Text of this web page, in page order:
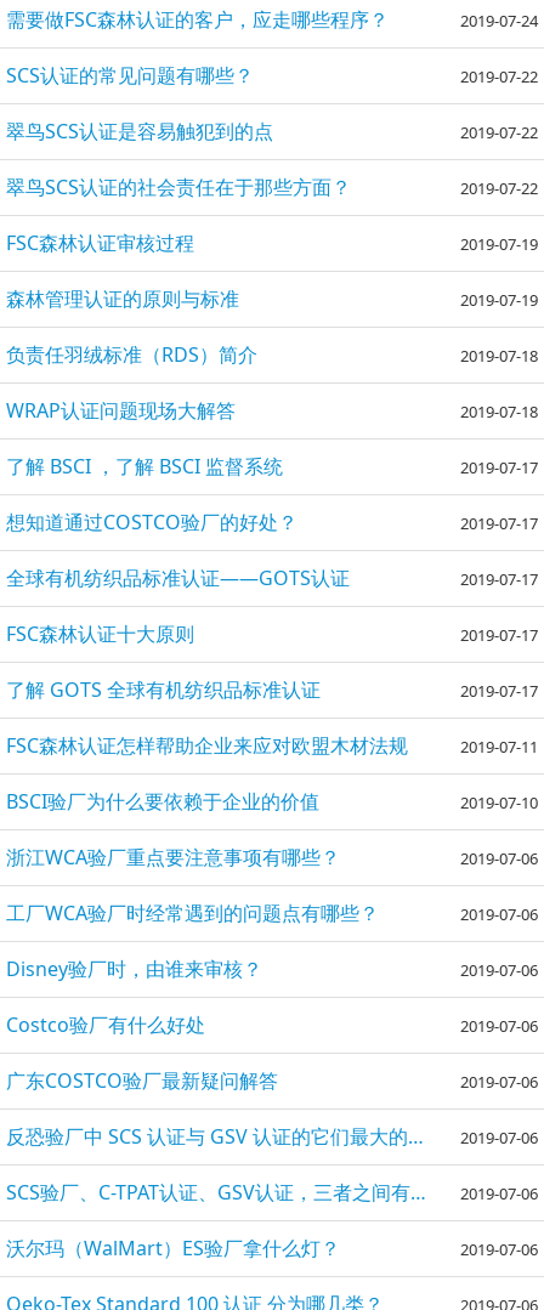
需要做FSC森林认证的客户，应走哪些程序？ 2019-07-24
SCS认证的常见问题有哪些？ 2019-07-22
翠鸟SCS认证是容易触犯到的点 2019-07-22
翠鸟SCS认证的社会责任在于那些方面？ 2019-07-22
FSC森林认证审核过程 2019-07-19
森林管理认证的原则与标准 2019-07-19
负责任羽绒标准（RDS）简介 2019-07-18
WRAP认证问题现场大解答 2019-07-18
了解 BSCI ，了解 BSCI 监督系统 2019-07-17
想知道通过COSTCO验厂的好处？ 2019-07-17
全球有机纺织品标准认证——GOTS认证 2019-07-17
FSC森林认证十大原则 2019-07-17
了解 GOTS 全球有机纺织品标准认证 2019-07-17
FSC森林认证怎样帮助企业来应对欧盟木材法规 2019-07-11
BSCI验厂为什么要依赖于企业的价值 2019-07-10
浙江WCA验厂重点要注意事项有哪些？ 2019-07-06
工厂WCA验厂时经常遇到的问题点有哪些？ 2019-07-06
Disney验厂时，由谁来审核？ 2019-07-06
Costco验厂有什么好处 2019-07-06
广东COSTCO验厂最新疑问解答 2019-07-06
反恐验厂中 SCS 认证与 GSV 认证的它们最大的区别是什么？ 2019-07-06
SCS验厂、C-TPAT认证、GSV认证，三者之间有什么区别呢？ 2019-07-06
沃尔玛（WalMart）ES验厂拿什么灯？ 2019-07-06
Oeko-Tex Standard 100 认证 分为哪几类？ 2019-07-06